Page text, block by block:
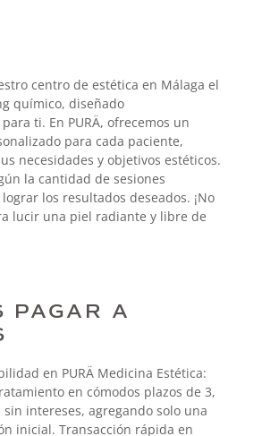
centro de estética en Málaga el
químico, diseñado
ti. En PURÄ, ofrecemos un
para cada paciente,
necesidades y objetivos estéticos.
la cantidad de sesiones
los resultados deseados. ¡No
lucir una piel radiante y libre de
PAGAR A
en PURÄ Medicina Estética:
en cómodos plazos de 3,
sin intereses, agregando solo una
inicial. Transacción rápida en